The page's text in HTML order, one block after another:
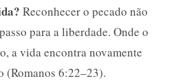
Reconhecer o pecado não
para a liberdade. Onde o
a vida encontra novamente
(Romanos 6:22–23).